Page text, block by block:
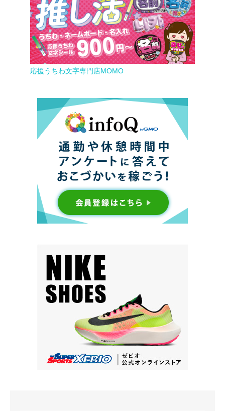
応援うちわ文字専門店MOMO